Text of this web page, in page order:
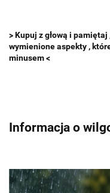
> Kupuj z głową i
wymienione aspekty ,
minusem <
Informacja o